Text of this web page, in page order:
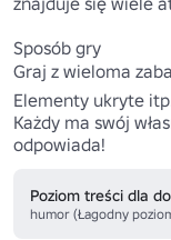
Sposób gry
Graj z wieloma
Elementy ukryte
Każdy ma swój
Poziom treści dla
humor (Łagodny